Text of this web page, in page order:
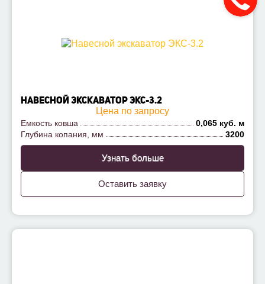
НАВЕСНОЙ ЭКСКАВАТОР ЭКС-3.2
Цена по запросу
Емкость ковша
0,065 куб. м
Глубина копания, мм
3200
Узнать больше
Оставить заявку